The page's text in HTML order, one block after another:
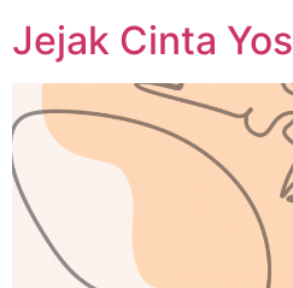
Jejak Cinta Yos